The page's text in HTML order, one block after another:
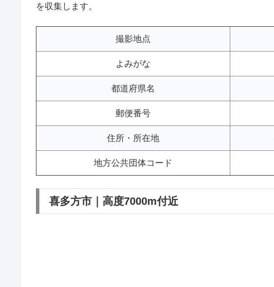
を収集します。
撮影地点
よみがな
都道府県名
郵便番号
住所・所在地
地方公共団体コード
喜多方市｜高度7000m付近